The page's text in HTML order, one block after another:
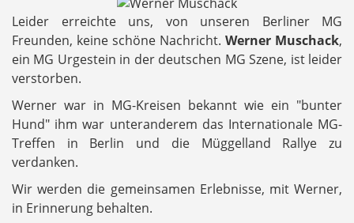
Leider erreichte uns, von unseren Berliner MG
Freunden, keine schöne Nachricht. Werner Muschack,
ein MG Urgestein in der deutschen MG Szene, ist leider
verstorben.
Werner war in MG-Kreisen bekannt wie ein "bunter
Hund" ihm war unteranderem das Internationale MG-
Treffen in Berlin und die Müggelland Rallye zu
verdanken.
Wir werden die gemeinsamen Erlebnisse, mit Werner,
in Erinnerung behalten.